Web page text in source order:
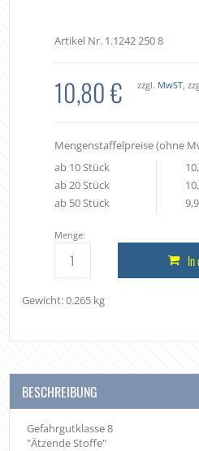
Artikel Nr. 1.1242 250 8
10,80 € zzgl. MwST,
Mengenstaffelpreise (ohne
ab 10 Stück
ab 20 Stück
ab 50 Stück
Menge:
In
Gewicht: 0.265 kg
BESCHREIBUNG
Gefahrgutklasse 8
"Ätzende Stoffe"